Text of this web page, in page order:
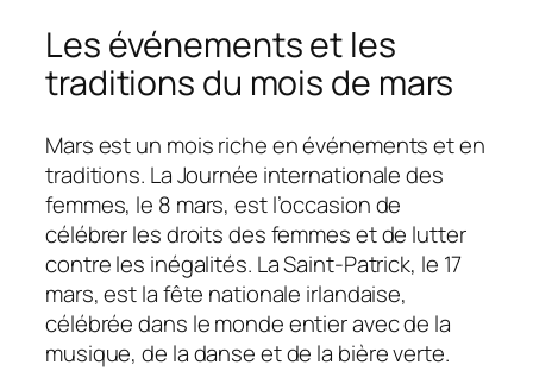
Les événements et les
traditions du mois de mars
Mars est un mois riche en événements et en
traditions. La Journée internationale des
femmes, le 8 mars, est l’occasion de
célébrer les droits des femmes et de lutter
contre les inégalités. La Saint-Patrick, le 17
mars, est la fête nationale irlandaise,
célébrée dans le monde entier avec de la
musique, de la danse et de la bière verte.